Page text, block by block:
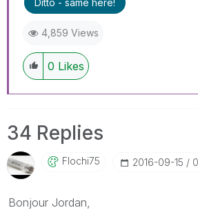
4,859 Views
0 Likes
34 Replies
Flochi75 ‎2016-09-15
Bonjour Jordan,